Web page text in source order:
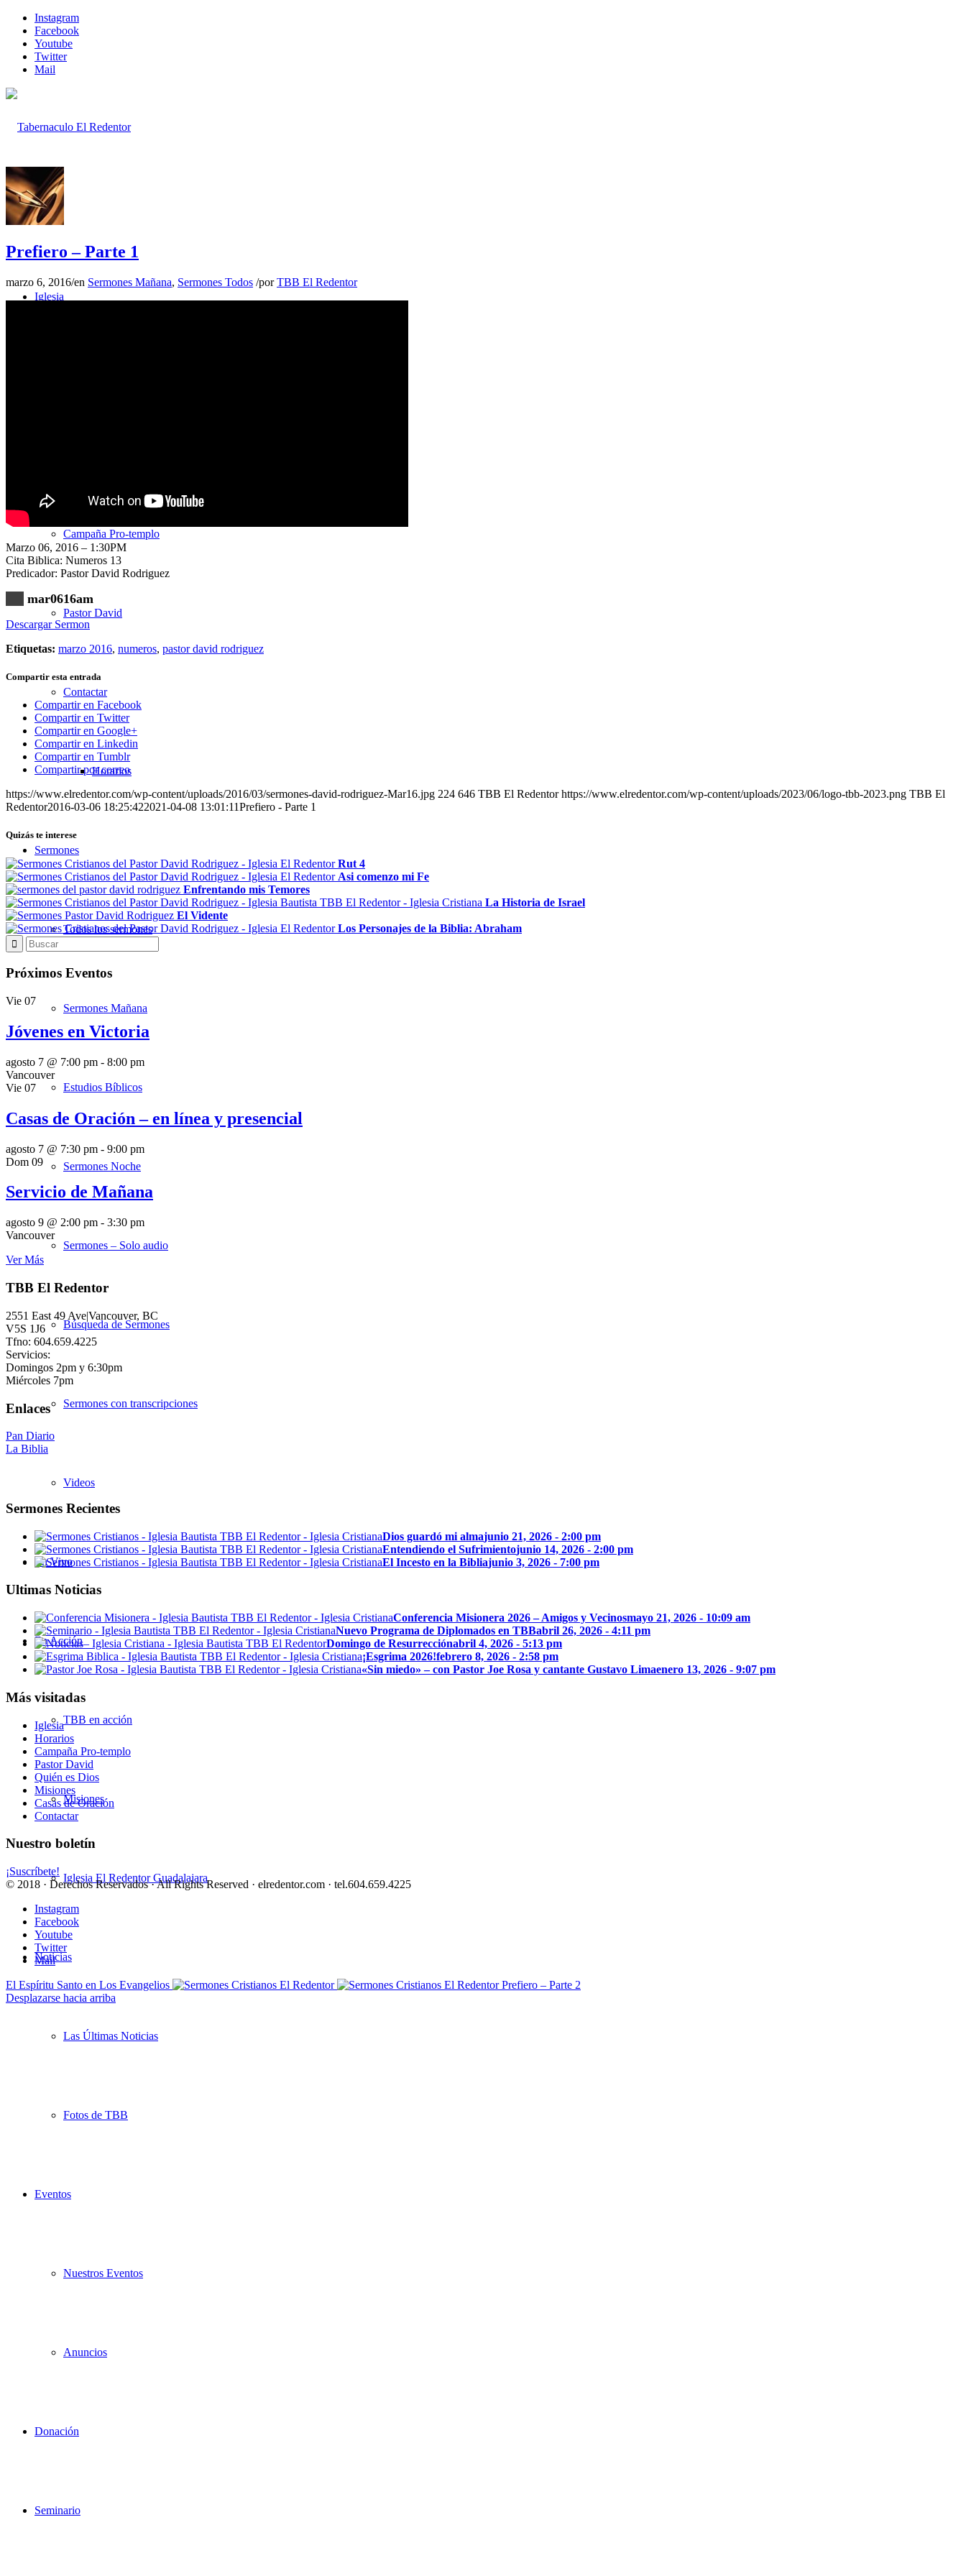
Instagram
Facebook
Youtube
Twitter
Mail
Inicio
Iglesia
Campaña Pro-templo
Pastor David
Contactar
Horarios
Sermones
Todos los sermones
Sermones Mañana
Estudios Bíblicos
Sermones Noche
Sermones – Solo audio
Búsqueda de Sermones
Sermones con transcripciones
Videos
En Vivo
En Acción
TBB en acción
Misiones
Iglesia El Redentor Guadalajara
Noticias
Las Últimas Noticias
Fotos de TBB
Eventos
Nuestros Eventos
Anuncios
Donación
Seminario
Prefiero – Parte 1
marzo 6, 2016/en Sermones Mañana, Sermones Todos /porTBB El Redentor
Marzo 06, 2016 – 1:30PM
Cita Biblica: Numeros 13
Predicador: Pastor David Rodriguez
mar0616am
Descargar Sermon
Etiquetas: marzo 2016, numeros, pastor david rodriguez
Compartir esta entrada
Compartir en Facebook
Compartir en Twitter
Compartir en Google+
Compartir en Linkedin
Compartir en Tumblr
Compartir por correo
https://www.elredentor.com/wp-content/uploads/2016/03/sermones-david-rodriguez-Mar16.jpg 224 646 TBB El Redentor https://www.elredentor.com/wp-content/uploads/2023/06/logo-tbb-2023.png TBB El
Redentor2016-03-06 18:25:422021-04-08 13:01:11Prefiero - Parte 1
Quizás te interese
Rut 4
Asi comenzo mi Fe
Enfrentando mis Temores
La Historia de Israel
El Vidente
Los Personajes de la Biblia: Abraham
Próximos Eventos
Vie 07
Jóvenes en Victoria
agosto 7 @ 7:00 pm - 8:00 pm
Vancouver
Vie 07
Casas de Oración – en línea y presencial
agosto 7 @ 7:30 pm - 9:00 pm
Dom 09
Servicio de Mañana
agosto 9 @ 2:00 pm - 3:30 pm
Vancouver
Ver Más
TBB El Redentor
2551 East 49 Ave|Vancouver, BC
V5S 1J6
Tfno: 604.659.4225
Servicios:
Domingos 2pm y 6:30pm
Miércoles 7pm
Enlaces
Pan Diario
La Biblia
Sermones Recientes
Dios guardó mi almajunio 21, 2026 - 2:00 pm
Entendiendo el Sufrimientojunio 14, 2026 - 2:00 pm
El Incesto en la Bibliajunio 3, 2026 - 7:00 pm
Ultimas Noticias
Conferencia Misionera 2026 – Amigos y Vecinosmayo 21, 2026 - 10:09 am
Nuevo Programa de Diplomados en TBBabril 26, 2026 - 4:11 pm
Domingo de Resurrecciónabril 4, 2026 - 5:13 pm
¡Esgrima 2026!febrero 8, 2026 - 2:58 pm
«Sin miedo» – con Pastor Joe Rosa y cantante Gustavo Limaenero 13, 2026 - 9:07 pm
Más visitadas
Iglesia
Horarios
Campaña Pro-templo
Pastor David
Quién es Dios
Misiones
Casas de Oración
Contactar
Nuestro boletín
¡Suscríbete!
© 2018 · Derechos Reservados · All Rights Reserved · elredentor.com · tel.604.659.4225
Instagram
Facebook
Youtube
Twitter
Mail
El Espíritu Santo en Los Evangelios
Prefiero – Parte 2
Desplazarse hacia arriba